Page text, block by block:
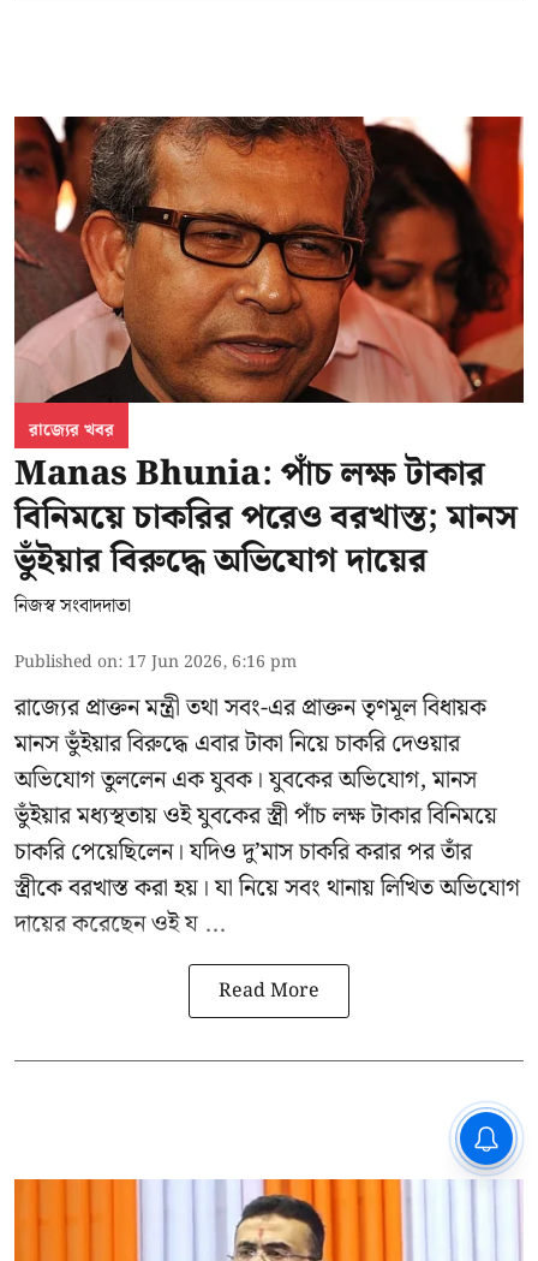
রাজ্যের খবর
Manas Bhunia: পাঁচ লক্ষ টাকার
বিনিময়ে চাকরির পরেও বরখাস্ত; মানস
ভুঁইয়ার বিরুদ্ধে অভিযোগ দায়ের
নিজস্ব সংবাদদাতা
Published on: 17 Jun 2026, 6:16 pm
রাজ্যের প্রাক্তন মন্ত্রী তথা সবং-এর প্রাক্তন তৃণমূল বিধায়ক
মানস ভুঁইয়ারবিরুদ্ধে এবার টাকা নিয়ে চাকরি দেওয়ার
অভিযোগ তুললেন এক যুবক। যুবকের অভিযোগ, মানস
ভুঁইয়ার মধ্যস্থতায় ওই যুবকের স্ত্রী পাঁচ লক্ষ টাকার বিনিময়ে
চাকরি পেয়েছিলেন। যদিও দু’মাস চাকরি করার পর তাঁর
স্ত্রীকে বরখাস্ত করা হয়। যা নিয়ে সবং থানায় লিখিত অভিযোগ
দায়ের করেছেন ওই য ...
Read More